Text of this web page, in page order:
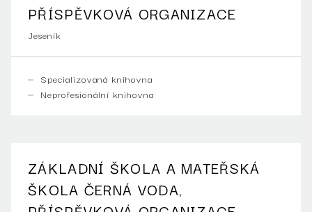
PŘÍSPĚVKOVÁ ORGANIZACE
Jeseník
Specializovaná knihovna
Neprofesionální knihovna
ZÁKLADNÍ ŠKOLA A MATEŘSKÁ
ŠKOLA ČERNÁ VODA,